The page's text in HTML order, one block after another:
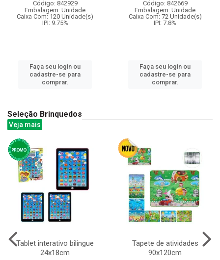
Código: 842929
Embalagem: Unidade
Caixa Com: 120 Unidade(s)
IPI: 9.75%
Faça seu login ou
cadastre-se para
comprar.
Código: 842669
Embalagem: Unidade
Caixa Com: 72 Unidade(s)
IPI: 7.8%
Faça seu login ou
cadastre-se para
comprar.
Seleção Brinquedos
Veja mais
Tablet interativo bilingue
24x18cm
Tapete de atividades
90x120cm